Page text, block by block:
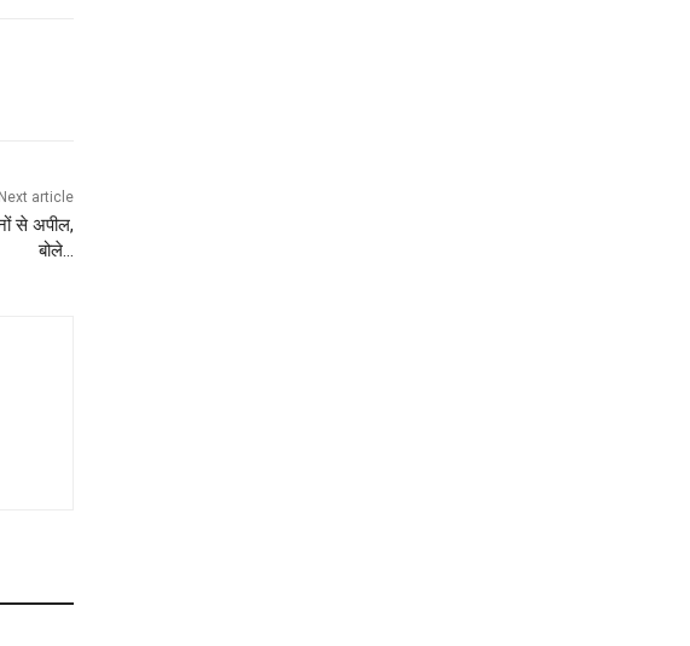
Next article
से अपील,
बोले…